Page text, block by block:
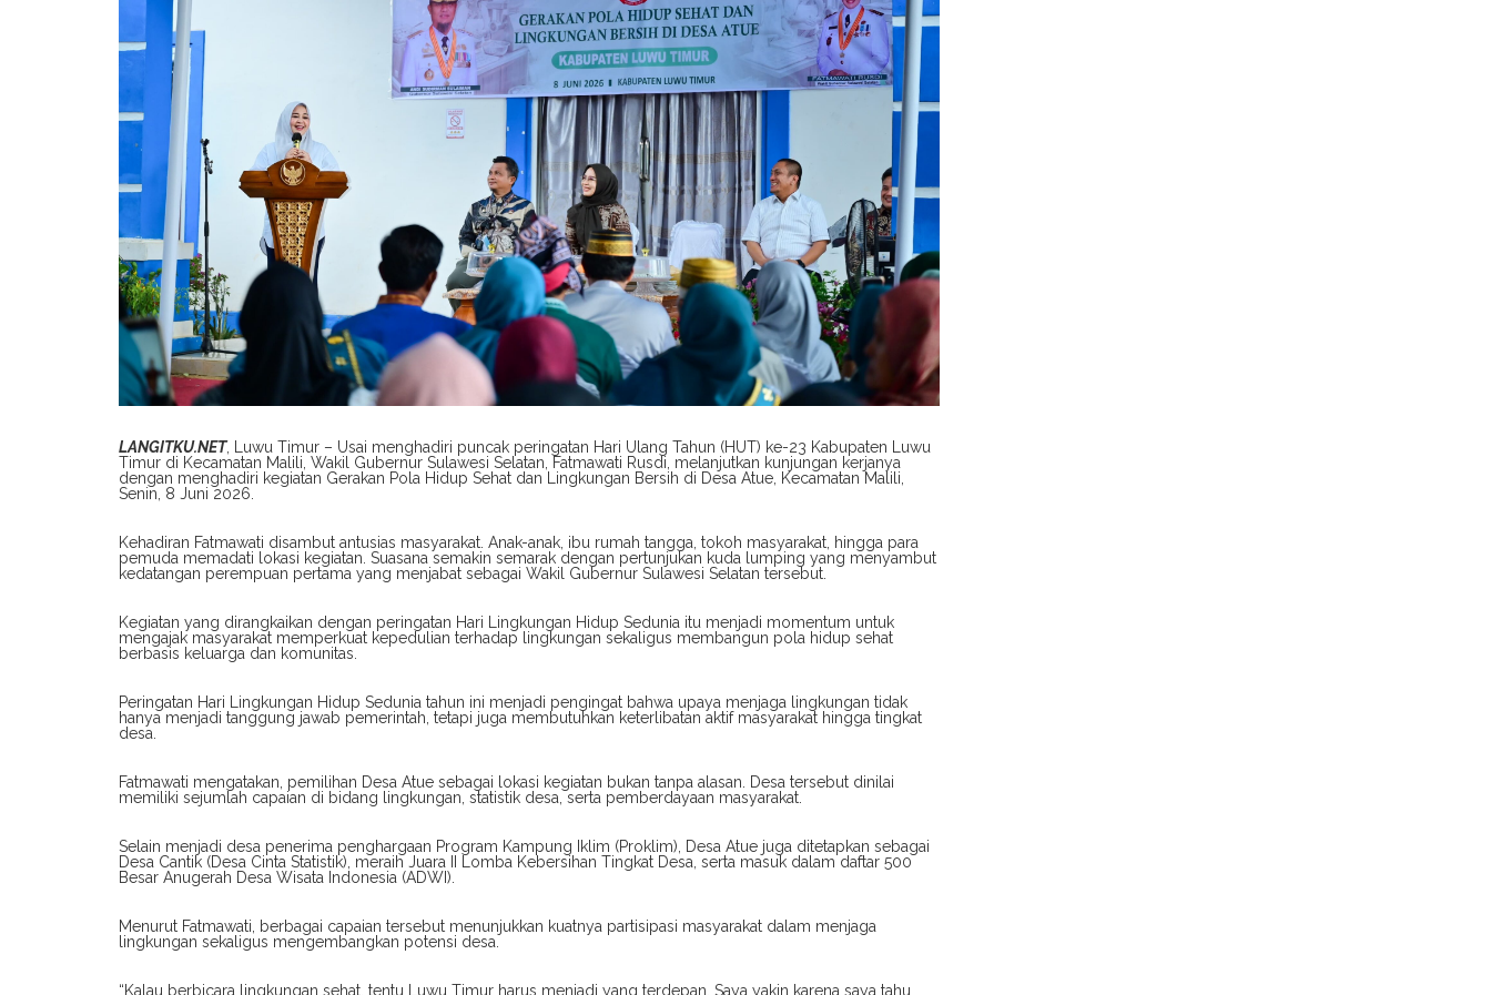
LANGITKU.NET, Luwu Timur – Usai menghadiri puncak peringatan Hari Ulang Tahun (HUT) ke-23 Kabupaten Luwu
Timur di Kecamatan Malili, Wakil Gubernur Sulawesi Selatan, Fatmawati Rusdi, melanjutkan kunjungan kerjanya
dengan menghadiri kegiatan Gerakan Pola Hidup Sehat dan Lingkungan Bersih di Desa Atue, Kecamatan Malili,
Senin, 8 Juni 2026.
Kehadiran Fatmawati disambut antusias masyarakat. Anak-anak, ibu rumah tangga, tokoh masyarakat, hingga para
pemuda memadati lokasi kegiatan. Suasana semakin semarak dengan pertunjukan kuda lumping yang menyambut
kedatangan perempuan pertama yang menjabat sebagai Wakil Gubernur Sulawesi Selatan tersebut.
Kegiatan yang dirangkaikan dengan peringatan Hari Lingkungan Hidup Sedunia itu menjadi momentum untuk
mengajak masyarakat memperkuat kepedulian terhadap lingkungan sekaligus membangun pola hidup sehat
berbasis keluarga dan komunitas.
Peringatan Hari Lingkungan Hidup Sedunia tahun ini menjadi pengingat bahwa upaya menjaga lingkungan tidak
hanya menjadi tanggung jawab pemerintah, tetapi juga membutuhkan keterlibatan aktif masyarakat hingga tingkat
desa.
Fatmawati mengatakan, pemilihan Desa Atue sebagai lokasi kegiatan bukan tanpa alasan. Desa tersebut dinilai
memiliki sejumlah capaian di bidang lingkungan, statistik desa, serta pemberdayaan masyarakat.
Selain menjadi desa penerima penghargaan Program Kampung Iklim (Proklim), Desa Atue juga ditetapkan sebagai
Desa Cantik (Desa Cinta Statistik), meraih Juara II Lomba Kebersihan Tingkat Desa, serta masuk dalam daftar 500
Besar Anugerah Desa Wisata Indonesia (ADWI).
Menurut Fatmawati, berbagai capaian tersebut menunjukkan kuatnya partisipasi masyarakat dalam menjaga
lingkungan sekaligus mengembangkan potensi desa.
“Kalau berbicara lingkungan sehat, tentu Luwu Timur harus menjadi yang terdepan. Saya yakin karena saya tahu